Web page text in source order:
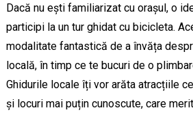
Dacă nu ești familiarizat cu orașul, o
participi la un tur ghidat cu bicicleta.
modalitate fantastică de a învăța
locală, în timp ce te bucuri de o
Ghidurile locale îți vor arăta atracțiile
și locuri mai puțin cunoscute, care